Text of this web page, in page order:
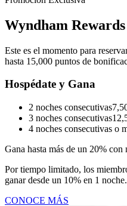
Wyndham Rewards
Este es el momento para
hasta 15,000 puntos de
Hospédate y Gana
2 noches consecutivas
3 noches consecutivas
4 noches consecutivas o
Gana hasta más de un 20% con
Por tiempo limitado, los
ganar desde un 10% en 1 noche.
CONOCE MÁS